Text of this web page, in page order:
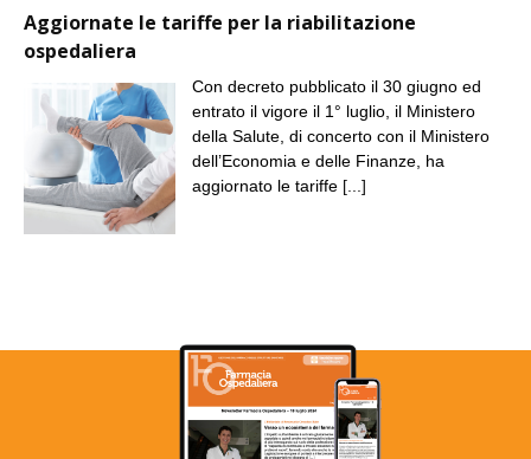
Aggiornate le tariffe per la riabilitazione
ospedaliera
Con decreto pubblicato il 30 giugno ed
entrato il vigore il 1° luglio, il Ministero
della Salute, di concerto con il Ministero
dell’Economia e delle Finanze, ha
aggiornato le tariffe [...]